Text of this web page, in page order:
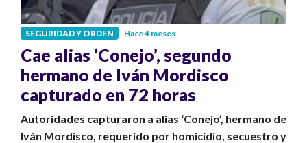
SEGURIDAD Y ORDEN Hace 4 meses
Cae alias ‘Conejo’, segundo
hermano de Iván Mordisco
capturado en 72 horas
Autoridades capturaron a alias ‘Conejo’, hermano de
Iván Mordisco, requerido por homicidio, secuestro y